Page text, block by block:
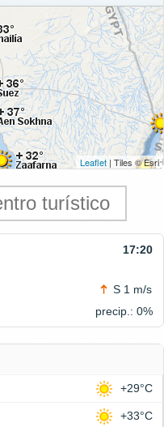
Leaflet | Tiles © Esri
17:20
S 1 m/s
precip.: 0%
+29°C
+33°C